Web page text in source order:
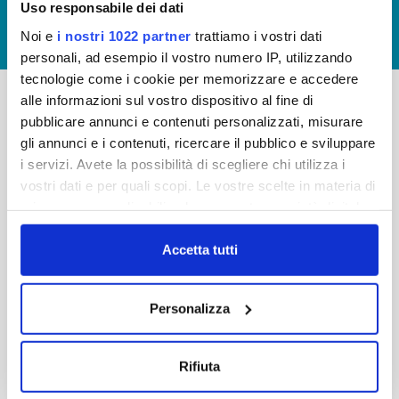
Uso responsabile dei dati
Noi e i nostri 1022 partner trattiamo i vostri dati
personali, ad esempio il vostro numero IP, utilizzando
tecnologie come i cookie per memorizzare e accedere
alle informazioni sul vostro dispositivo al fine di
pubblicare annunci e contenuti personalizzati, misurare
gli annunci e i contenuti, ricercare il pubblico e sviluppare
i servizi. Avete la possibilità di scegliere chi utilizza i
vostri dati e per quali scopi. Le vostre scelte in materia di
in cui avete effettuato le vostre scelte. È possibile
modificare o revocare il proprio consenso in qualsiasi
momento dalla Dichiarazione sui cookie o facendo clic
Con il tuo consenso, vorremmo anche:
raccogliere informazioni sulla tua posizione
Accetta tutti
Personalizza
Rifiuta
LAVORA CON NOI
Publiacqua S.p.A
Via Villamagna 90/c -
50126 Fi
Tel. +39 055688903
Reg Imprese Firenze
-
FAQ
PRIVACY POLICY
COOKIE
WHISTLEBLOWING
CREDITS